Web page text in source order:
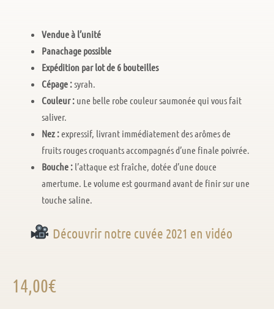
Vendue à l’unité
Panachage possible
Expédition par lot de 6 bouteilles
Cépage :syrah.
Couleur : une belle robe couleur saumonée qui vous fait
saliver.
Nez :expressif, livrant immédiatement des arômes de
fruits rouges croquants accompagnés d’une finale poivrée.
Bouche : l’attaque est fraîche, dotée d’une douce
amertume. Le volume est gourmand avant de finir sur une
touche saline.
Découvrir notre cuvée 2021 en vidéo
14,00€